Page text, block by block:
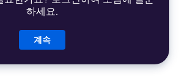
하세요.
계속